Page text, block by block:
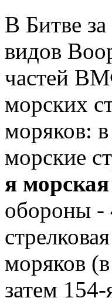
В Битве
видов
частей
морских
моряков:
морские
я
обороны -
моряков
затем